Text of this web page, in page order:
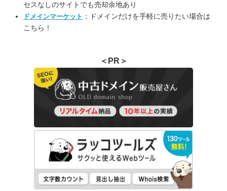
セスなしのサイトでも売却余地あり
ドメインマーケット ：ドメインだけを手軽に売りたい場合は
こちら！
＜PR＞